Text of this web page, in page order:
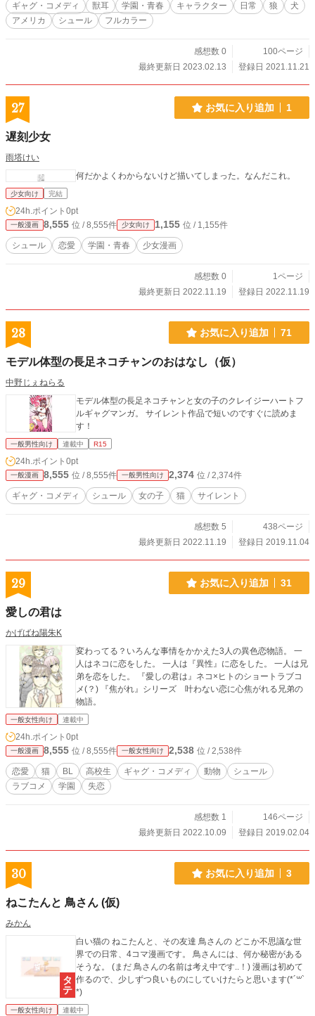
ギャグ・コメディ 獣耳 学園・青春 キャラクター 日常 狼
犬
アメリカ
シュール フルカラー
感想数 0
100ページ
最終更新日 2023.02.13
登録日 2021.11.21
27 お気に入り追加 1
遅刻少女
雨塔けい
何だかよくわからないけど描いてしまった。なんだこれ。
少女向け 完結
24h.ポイント 0pt
一般漫画 8,555 位 / 8,555件 少女向け 1,155 位 / 1,155件
シュール 恋愛 学園・青春 少女漫画
感想数 0
1ページ
最終更新日 2022.11.19
登録日 2022.11.19
28 お気に入り追加 71
モデル体型の長足ネコチャンのおはなし（仮）
中野じぇねらる
モデル体型の長足ネコチャンと女の子のクレイジーハートフ
ルギャグマンガ。 サイレント作品で短いのですぐに読めま
す！
一般男性向け 連載中 R15
24h.ポイント 0pt
一般漫画 8,555 位 / 8,555件 一般男性向け 2,374 位 / 2,374件
ギャグ・コメディ シュール 女の子 猫 サイレント
感想数 5
438ページ
最終更新日 2022.11.19
登録日 2019.11.04
29 お気に入り追加 31
愛しの君は
かげばね陽朱K
変わってる？いろんな事情をかかえた3人の異色恋物語。 一
人はネコに恋をした。 一人は『異性』に恋をした。 一人は兄
弟を恋をした。 『愛しの君は』ネコ×ヒトのショートラブコ
メ(？) 『焦がれ』シリーズ 叶わない恋に心焦がれる兄弟の
物語。
一般女性向け 連載中
24h.ポイント 0pt
一般漫画 8,555 位 / 8,555件 一般女性向け 2,538 位 / 2,538件
恋愛 猫 BL 高校生 ギャグ・コメディ 動物
シュール
ラブコメ
学園 失恋
感想数 1
146ページ
最終更新日 2022.10.09
登録日 2019.02.04
30 お気に入り追加 3
ねこたんと 鳥さん (仮)
みかん
白い猫の ねこたんと、その友達 鳥さんの どこか不思議な世
界での日常、4コマ漫画です。 鳥さんには、何か秘密がある
そうな。 (まだ 鳥さんの名前は考え中です..！) 漫画は初めて
作るので、少しずつ良いものにしていけたらと思います(*´꒳`
*)
一般女性向け 連載中